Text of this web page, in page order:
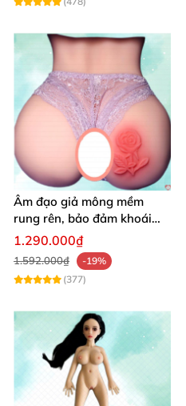
Âm đạo giả mông mềm
rung rên, bảo đảm khoái
cảm vượt trội
1.290.000₫
1.592.000₫
-19%
(377)